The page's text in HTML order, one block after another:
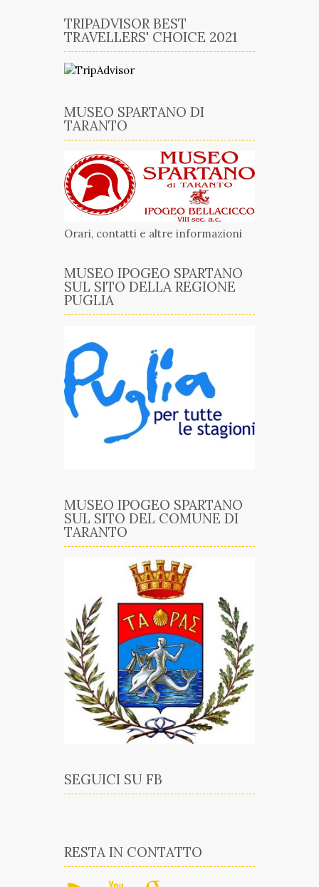
TRIPADVISOR BEST
TRAVELLERS' CHOICE 2021
MUSEO SPARTANO DI
TARANTO
Orari, contatti e altre informazioni
MUSEO IPOGEO SPARTANO
SUL SITO DELLA REGIONE
PUGLIA
MUSEO IPOGEO SPARTANO
SUL SITO DEL COMUNE DI
TARANTO
SEGUICI SU FB
RESTA IN CONTATTO